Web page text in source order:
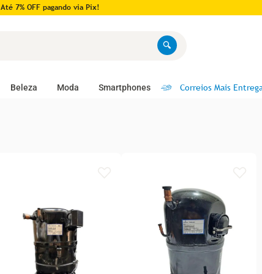
Até 7% OFF pagando via Pix!
Beleza Moda Smartphones Correios Mais